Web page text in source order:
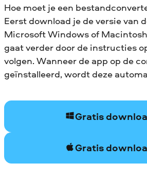
Hoe moet je een
Eerst download je de versie van
Microsoft Windows of
gaat verder door de instructies
volgen. Wanneer de app op de
geïnstalleerd, wordt deze
Gratis
Gratis